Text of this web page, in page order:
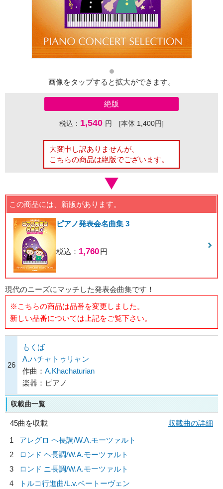
画像をタップすると拡大ができます。
絶版
税込： 1,540 円 [本体 1,400円]
大変申し訳ありませんが、
こちらの商品は絶版でございます。
この商品には、新版があります。
ピアノ発表会名曲集 3
税込： 1,760円
現代のニーズにマッチした発表会曲集です！
※こちらの商品は品番を変更しました。
新しい品番については上記をご覧下さい。
26
もくば
A.ハチャトゥリャン
作曲： A.Khachaturian
楽器：ピアノ
収載曲一覧
45曲を収載
収載曲の詳細
1
アレグロ ヘ長調/W.A.モーツァルト
2
ロンド ヘ長調/W.A.モーツァルト
3
ロンド ニ長調/W.A.モーツァルト
4
トルコ行進曲/L.v.ベートーヴェン